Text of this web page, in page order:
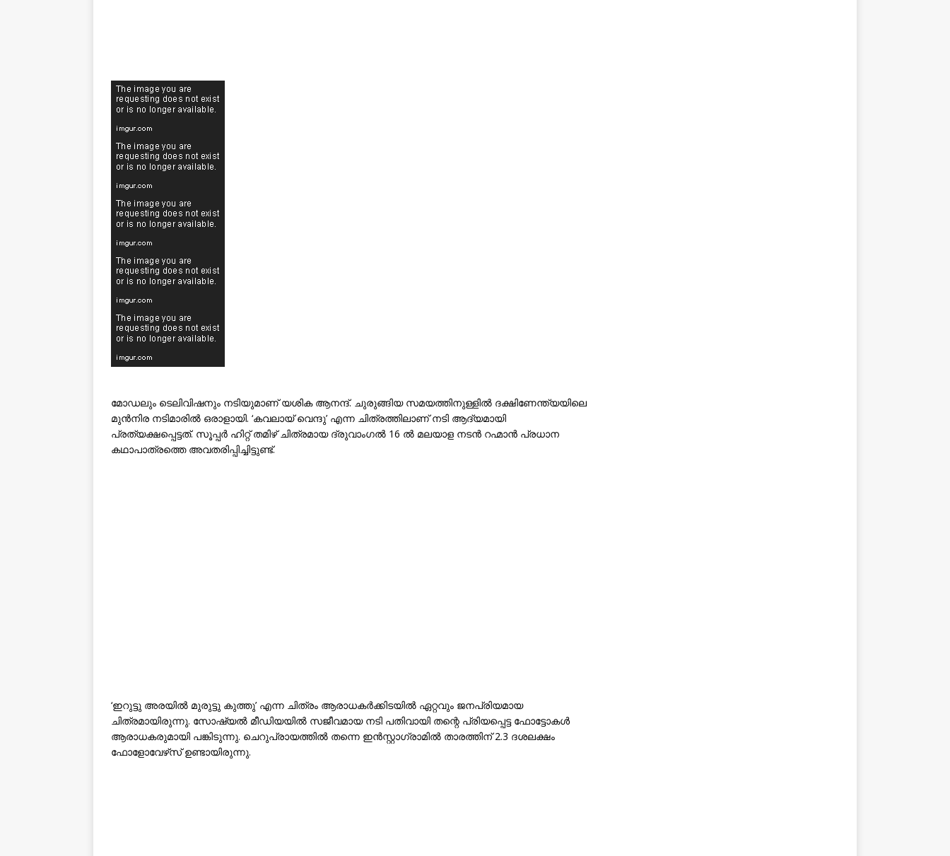
മോഡലും ടെലിവിഷനും നടിയുമാണ് യശിക ആനന്ദ്. ചുരുങ്ങിയ സമയത്തിനുള്ളിൽ ദക്ഷിണേന്ത്യയിലെ
മുൻനിര നടിമാരിൽ ഒരാളായി. ‘കവലായ് വെന്ദു’ എന്ന ചിത്രത്തിലാണ് നടി ആദ്യമായി
പ്രത്യക്ഷപ്പെട്ടത്. സൂപ്പർ ഹിറ്റ് തമിഴ് ചിത്രമായ ദ്രുവാംഗൽ 16 ൽ മലയാള നടൻ റഹ്മാൻ പ്രധാന
കഥാപാത്രത്തെ അവതരിപ്പിച്ചിട്ടുണ്ട്.
‘ഇറുട്ടു അരയിൽ മുരുട്ടു കുത്തു’ എന്ന ചിത്രം ആരാധകർക്കിടയിൽ ഏറ്റവും ജനപ്രിയമായ
ചിത്രമായിരുന്നു. സോഷ്യൽ മീഡിയയിൽ സജീവമായ നടി പതിവായി തന്റെ പ്രിയപ്പെട്ട ഫോട്ടോകൾ
ആരാധകരുമായി പങ്കിടുന്നു. ചെറുപ്രായത്തിൽ തന്നെ ഇൻസ്റ്റാഗ്രാമിൽ താരത്തിന് 2.3 ദശലക്ഷം
ഫോളോവേഴ്‌സ് ഉണ്ടായിരുന്നു.